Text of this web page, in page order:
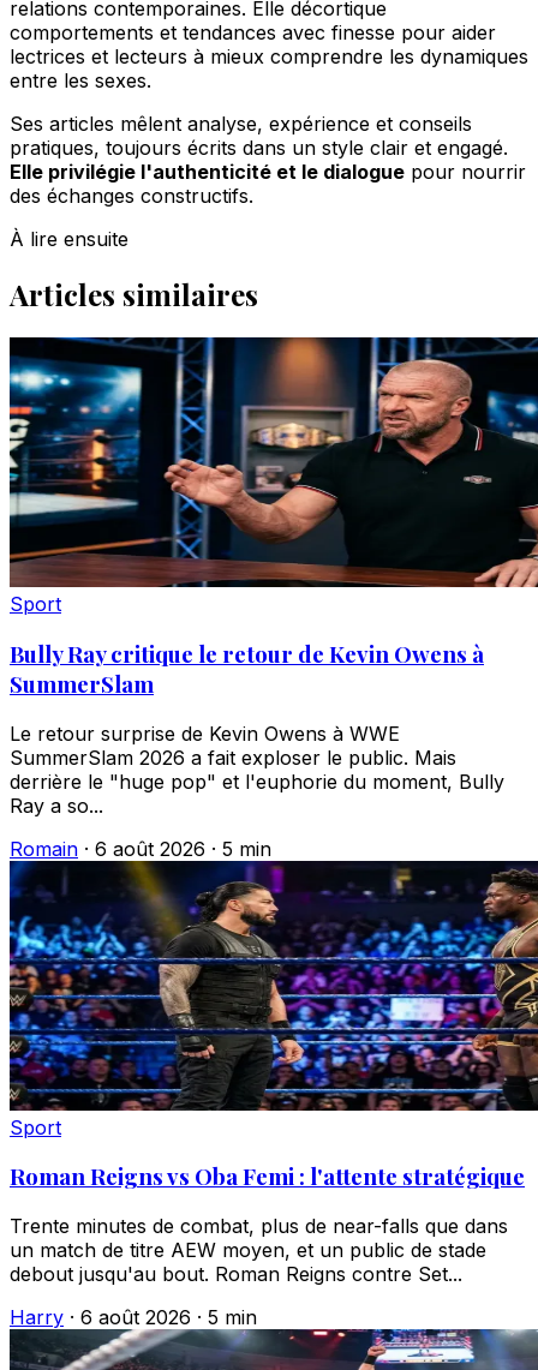
relations contemporaines. Elle décortique
comportements et tendances avec finesse pour aider
lectrices et lecteurs à mieux comprendre les dynamiques
entre les sexes.
Ses articles mêlent analyse, expérience et conseils
pratiques, toujours écrits dans un style clair et engagé.
Elle privilégie l'authenticité et le dialogue pour nourrir
des échanges constructifs.
À lire ensuite
Articles similaires
Sport
Bully Ray critique le retour de Kevin Owens à
SummerSlam
Le retour surprise de Kevin Owens à WWE
SummerSlam 2026 a fait exploser le public. Mais
derrière le "huge pop" et l'euphorie du moment, Bully
Ray a so...
Romain · 6 août 2026 · 5 min
Sport
Roman Reigns vs Oba Femi : l'attente stratégique
Trente minutes de combat, plus de near-falls que dans
un match de titre AEW moyen, et un public de stade
debout jusqu'au bout. Roman Reigns contre Set...
Harry · 6 août 2026 · 5 min